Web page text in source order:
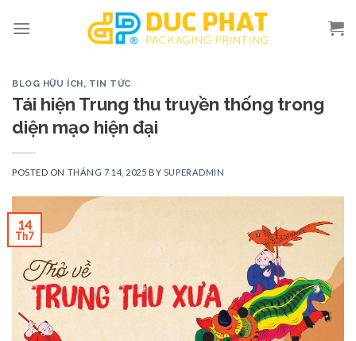
BLOG HỮU ÍCH, TIN TỨC
Tái hiện Trung thu truyền thống trong
diện mạo hiện đại
POSTED ON THÁNG 7 14, 2025 BY SUPERADMIN
14
Th7